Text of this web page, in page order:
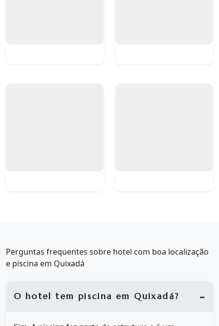
Perguntas frequentes sobre hotel com boa localização
e piscina em Quixadá
O hotel tem piscina em Quixadá?